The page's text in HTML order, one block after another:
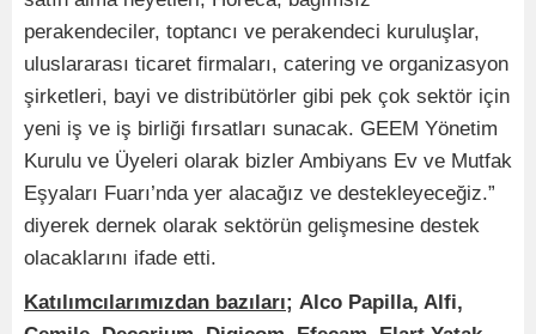
perakendeciler, toptancı ve perakendeci kuruluşlar,
uluslararası ticaret firmaları, catering ve organizasyon
şirketleri, bayi ve distribütörler gibi pek çok sektör için
yeni iş ve iş birliği fırsatları sunacak. GEEM Yönetim
Kurulu ve Üyeleri olarak bizler Ambiyans Ev ve Mutfak
Eşyaları Fuarı’nda yer alacağız ve destekleyeceğiz.”
diyerek dernek olarak sektörün gelişmesine destek
olacaklarını ifade etti.
Katılımcılarımızdan bazıları; Alco Papilla, Alfi,